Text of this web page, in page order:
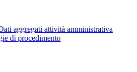
aggregati attività amministrativa
di procedimento